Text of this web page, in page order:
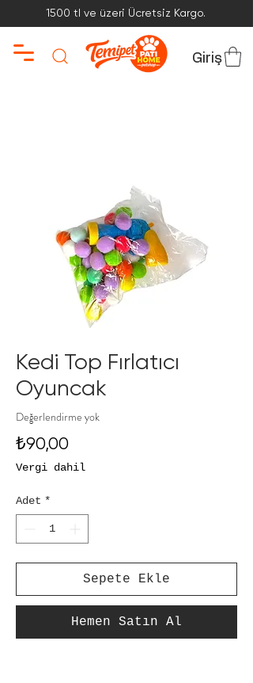
1500 tl ve üzeri Ücretsiz Kargo.
Giriş
Kedi Top Fırlatıcı
Oyuncak
Değerlendirme yok
₺90,00Fiyat
Vergi dahil
Adet *
Sepete Ekle
Hemen Satın Al